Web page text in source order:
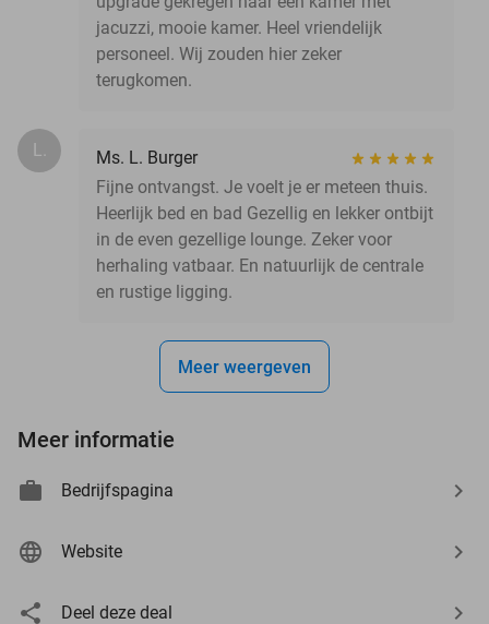
jacuzzi, mooie kamer. Heel vriendelijk
personeel. Wij zouden hier zeker
terugkomen.
L.
Ms. L. Burger
Fijne ontvangst. Je voelt je er meteen thuis.
Heerlijk bed en bad Gezellig en lekker ontbijt
in de even gezellige lounge. Zeker voor
herhaling vatbaar. En natuurlijk de centrale
en rustige ligging.
Meer weergeven
Meer informatie
Bedrijfspagina
Website
Deel deze deal